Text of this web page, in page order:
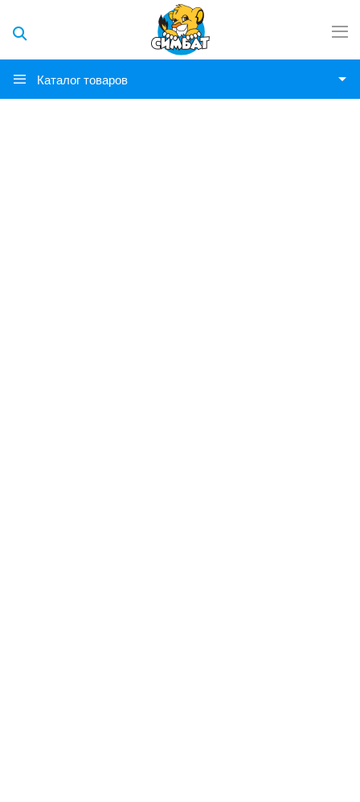
Каталог товаров